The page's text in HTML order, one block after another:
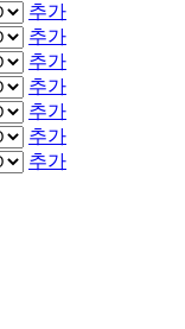
추가
추가
추가
추가
추가
추가
추가